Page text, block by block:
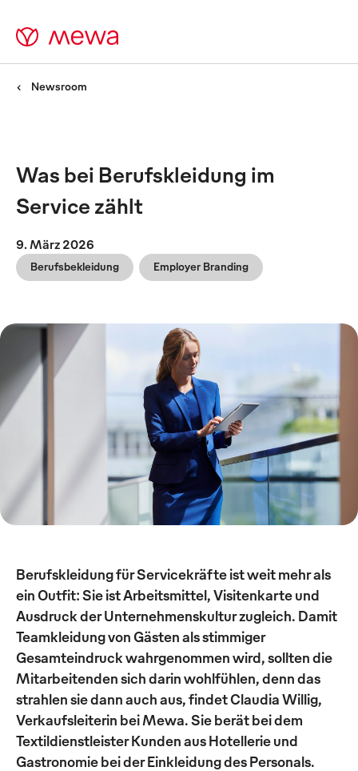
Newsroom
Was bei Berufskleidung im
Service zählt
9. März 2026
Berufsbekleidung Employer Branding
Berufskleidung für Servicekräfte ist weit mehr als
ein Outfit: Sie ist Arbeitsmittel, Visitenkarte und
Ausdruck der Unternehmenskultur zugleich. Damit
Teamkleidung von Gästen als stimmiger
Gesamteindruck wahrgenommen wird, sollten die
Mitarbeitenden sich darin wohlfühlen, denn das
strahlen sie dann auch aus, findet Claudia Willig,
Verkaufsleiterin bei Mewa. Sie berät bei dem
Textildienstleister Kunden aus Hotellerie und
Gastronomie bei der Einkleidung des Personals.